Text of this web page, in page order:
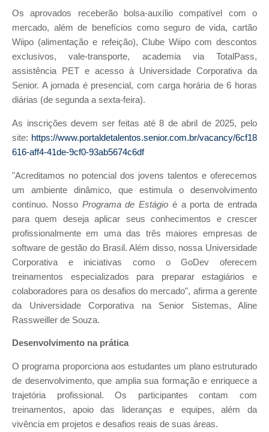
Os aprovados receberão bolsa-auxílio compatível com o
mercado, além de benefícios como seguro de vida, cartão
Wiipo (alimentação e refeição), Clube Wiipo com descontos
exclusivos, vale-transporte, academia via TotalPass,
assistência PET e acesso à Universidade Corporativa da
Senior. A jornada é presencial, com carga horária de 6 horas
diárias (de segunda a sexta-feira).
As inscrições devem ser feitas até 8 de abril de 2025, pelo
site: https://www.portaldetalentos.senior.com.br/vacancy/6cf18
616-aff4-41de-9cf0-93ab5674c6df
"Acreditamos no potencial dos jovens talentos e oferecemos
um ambiente dinâmico, que estimula o desenvolvimento
contínuo. Nosso Programa de Estágio é a porta de entrada
para quem deseja aplicar seus conhecimentos e crescer
profissionalmente em uma das três maiores empresas de
software de gestão do Brasil. Além disso, nossa Universidade
Corporativa e iniciativas como o GoDev oferecem
treinamentos especializados para preparar estagiários e
colaboradores para os desafios do mercado", afirma a gerente
da Universidade Corporativa na Senior Sistemas, Aline
Rassweiller de Souza.
Desenvolvimento na prática
O programa proporciona aos estudantes um plano estruturado
de desenvolvimento, que amplia sua formação e enriquece a
trajetória profissional. Os participantes contam com
treinamentos, apoio das lideranças e equipes, além da
vivência em projetos e desafios reais de suas áreas.